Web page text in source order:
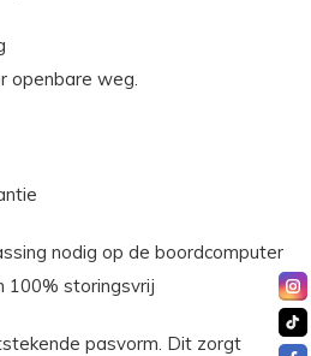
openbare weg.
nodig op de boordcomputer
100% storingsvrij
pasvorm. Dit zorgt